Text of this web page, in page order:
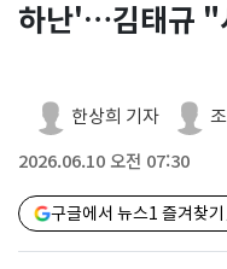
하난'…김태규 "
한상희 기자
2026.06.10 오전 07:30
구글에서 뉴스1 즐겨찾기